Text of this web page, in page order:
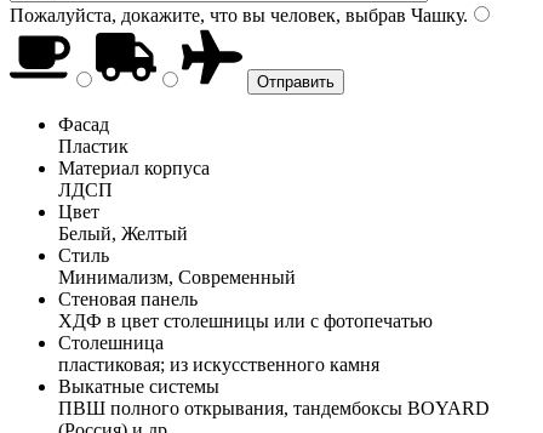
Пожалуйста, докажите, что вы человек, выбрав Чашку.
Фасад
Пластик
Материал корпуса
ЛДСП
Цвет
Белый, Желтый
Стиль
Минимализм, Современный
Стеновая панель
ХДФ в цвет столешницы или с фотопечатью
Столешница
пластиковая; из искусственного камня
Выкатные системы
ПВШ полного открывания, тандембоксы BOYARD